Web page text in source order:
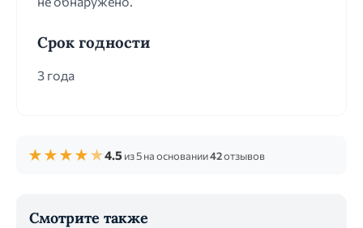
Срок годности
3 года
★★★★★4.5из 5 на основании42отзывов
Смотрите также